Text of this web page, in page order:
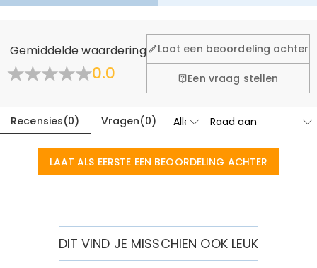
Gemiddelde waardering
0.0
Laat een beoordeling achter
Een vraag stellen
Recensies(0) Vragen(0)
LAAT ALS EERSTE EEN BEOORDELING ACHTER
DIT VIND JE MISSCHIEN OOK LEUK